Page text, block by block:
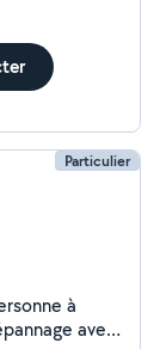
Particulier
à
avec